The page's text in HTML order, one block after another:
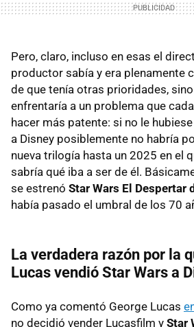
Pero, claro, incluso en esas el
productor sabía y era plenamente
de que tenía otras prioridades,
enfrentaría a un problema que
hacer más patente: si no le
a Disney posiblemente no habría
nueva trilogía hasta un 2025 en el
sabría qué iba a ser de él.
se estrenó Star Wars El Despertar
había pasado el umbral de los 70
La verdadera razón por la
Lucas vendió Star Wars a
Como ya comentó George Lucas
no decidió vender Lucasfilm y Star